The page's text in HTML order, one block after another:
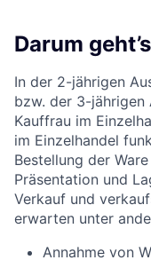
Darum geht’s
In der 2-jährigen
bzw. der 3-jährigen
Kauffrau im
im Einzelhandel
Bestellung der
Präsentation und
Verkauf und
erwarten unter
Annahme von